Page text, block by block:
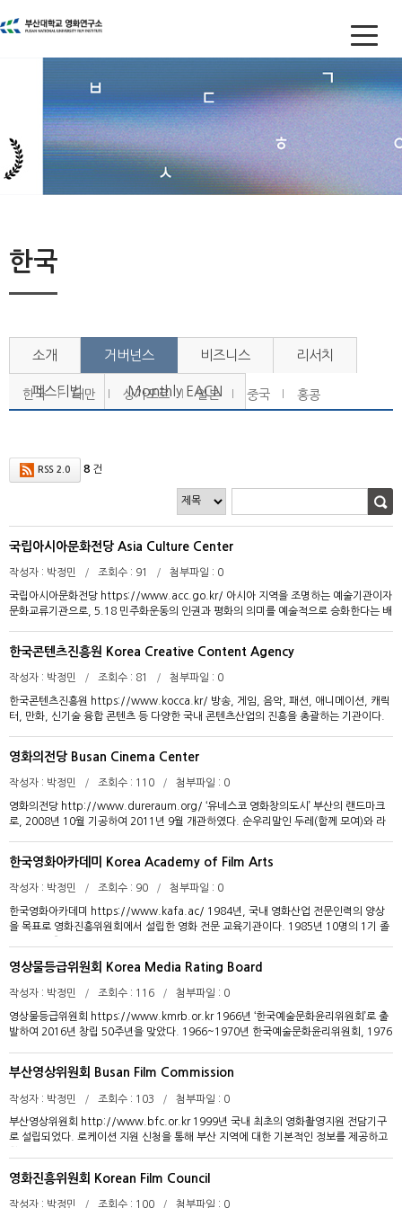
한국
소개 거버넌스
한국 대만 싱가포르 일본 중국 홍콩
비즈니스 리서치
페스티벌 Monthly EACN
RSS 2.0 8건
국립아시아문화전당 Asia Culture Center
작성자 박정민 조회수 91 첨부파일 0
국립아시아문화전당 https://www.acc.go.kr/ 아시아 지역을 조명하는 예술기관이자
문화교류기관으로, 5.18 민주화운동의 인권과 평화의 의미를 예술적으로 승화한다는 배
할은 아시아를 비롯, 전 세계 참여자들이 연구와 창작, 제작이라는 세 단계를 자유롭게
수행하는 통합 플랫폼으로서 기능하는 것이다. 민주평화교류원, 문화정보원, 문화창조
한 프로그램을 운영 중이다. 국립아시아문화전당은 아시아 문화에 대한 심층 연구, 아시
아 문화를 통한 새로운 창작소재 발굴 등을 수행하며 전 세계 예술가, 연구자, 엔지니어
창제작센터 활동은 아시아 문화와 예술의 융성, 아시아 각국의 상호 이해 등을 도모하는
국제교류 방식을 기반으로 한다. 이는 레지던시 프로그램인 ‘ACC-R’을 통해 구체화되어
새로운 결과물의 도출, 인적 교류, 국립아시아문화전당에서의 전시 및 공연, 전 세계적
상으로 하는 문화예술교육 프로그램도 활발히 진행 중이며 교육 프로그램은 아시아문화
예술체험, 아시아 특화교육, 인문강좌, 전시연계 교육 등 다양한 주제로 구성되어 있다.
아시아문화박물관아카이브는 아시아의 문화 다양성 발굴, 가치 확산을 위해 아시아 문화
관련 자료를 수집하고 아시아 문화를 연구하는 곳이다. 국립아시아문화전당이 기획·발굴
한 전문주제 자료와 기증 자료, 국립아시아문화전당의 활동기록 자료, 소장 도서와 연구
자료, 아시아 국가별 자료 등을 접할 수 있다.
한국콘텐츠진흥원 Korea Creative Content Agency
작성자 박정민 조회수 81 첨부파일 0
한국콘텐츠진흥원 https://www.kocca.kr/ 방송, 게임, 음악, 패션, 애니메이션, 캐릭
터, 만화, 신기술 융합 콘텐츠 등 다양한 국내 콘텐츠산업의 진흥을 총괄하는 기관이다.
국소프트웨어진흥원디지털콘텐츠사업단)을 통합하여 설립되었다. 현재 나주에 본원을
두고 있으며 글로벌게임허브센터(판교), DMS방송제작센터(상암), 스튜디오큐브(대전),
국, 일본, 인도네시아, 베트남 등 해외 여러 국가에서 국내 콘텐츠 기업의 현지 시장 개척
을 지원하는 해외비즈니스센터를 운영 중이다. 콘텐츠산업의 진흥을 목표로 콘텐츠기업
한다. 이를 위해 한국콘텐츠진흥원에서는 기업 맞춤형 제작지원, 기술기반 신산업분야
지원, 기관 경영·사업구조 혁신, K-콘텐츠 글로벌 진출지원, 융복합 미래인재 양성, 윤리·
인권경영 내재화, 스타트업 단계별 성장지원, 지역 주도 산업 생태계 조성, 안전·환경 수
는 12개의 전략과제를 수립하였다. 주요 지원사업으로는 문화기술연구개발, 메타버스
콘텐츠 IP 구축 연구개발, 저작권 보호 및 이용활성화 기술개발, 소프트웨어 저작권 연구
개발, 만화 해외 플랫폼 구축 및 운영 지원, 이야기 창작발전소, 방송영상콘텐츠 기획안
공모, 방송영상 콘텐츠 제작지원, OTT특화 콘텐츠 제작지원, 국산 애니메이션 제작지원
등이 있다.
영화의전당 Busan Cinema Center
작성자 박정민 조회수 110 첨부파일 0
영화의전당 http://www.dureraum.org/ ‘유네스코 영화창의도시’ 부산의 랜드마크
로, 2008년 10월 기공하여 2011년 9월 개관하였다. 순우리말인 두레(함께 모여)와 라
크를 영화상영관으로 등록하였다. 영화의전당 시설은 하늘연극장, 중극장, 소극장, 시네
마테크와 같이 공연장과 영화관 등이 위치한 ‘시네마운틴’, 영화도서관이 있는 ‘더블콘’,
에는 시민들이 자유롭게 오갈 수 있는 야외광장이 있으며, 야외광장과 야외극장은 영화
상영과 공연 및 행사를 진행하는 곳으로 매년 부산국제영화제의 개·폐막식이 개최되는
시민참여 확대, 고객·구성원 만족 경영을 추진목표로 대중영화 및 독립·예술영화를 비롯
한 다채로운 영화 상영의 플랫폼으로 기능한다. 뮤지컬, 연극, 음악회, 사진전과 같이 다
양한 공연·전시·행사를 개최하는 예술과의 만남의 장이기도 하다. 또한 영화·예술아카데
하고 있다. 영화도서관에서는 시네마테크부산의 역대 기획전 관련 자료, 부산국제영화제
역대 출품작 자료, 한국영상자료원 부산분원 자료 등 귀중한 영상자료와 문헌자료를 열
람할 수 있다.
한국영화아카데미 Korea Academy of Film Arts
작성자 박정민 조회수 90 첨부파일 0
한국영화아카데미 https://www.kafa.ac/ 1984년, 국내 영화산업 전문인력의 양상
을 목표로 영화진흥위원회에서 설립한 영화 전문 교육기관이다. 1985년 10명의 1기 졸
으로 제작 중심의 교육을 진행한다. 교육과정은 연출 전공, 촬영 전공, 애니메이션 전공,
프로듀싱 전공을 포함하는 정규과정, 사전제작과정, 극영화 제작과정과 애니메이션 제작
국내 영화인들에게 시장 가능성이 높은 외국 영화 시장을 소개하고, 다양한 국가 소속 영
화인들과의 교류 기회를 제공하면서 해외 시장으로의 진출 및 국가간 협업을 도모한다.
의 역량을 강화하는 교육프로그램을 운영하고 있다. KAFA+ 영화인교육프로그램에서는
예비 영화인 육성을 위한 신규 인력 육성 교육 프로그램, 산업 동향 교육 프로그램, 타 직
무에 대한 이해와 직무 전문성을 높이는 직무별 교육 프로그램, 실무 중심 역량 강화를 도
한다. 한국영화아카데미 홈페이지에서 관련 강좌를 직접 신청할 수 있다.
영상물등급위원회 Korea Media Rating Board
작성자 박정민 조회수 116 첨부파일 0
영상물등급위원회 https://www.kmrb.or.kr 1966년 ‘한국예술문화윤리위원회’로 출
발하여 2016년 창립 50주년을 맞았다. 1966~1970년 한국예술문화윤리위원회, 1976
970년 극영화 시나리오의 사전심의, 1979년 영화심의, 1981년 비디오물 심의 수정, 1
986년 외국영화 수입심의 및 예고편·광고영화 심의 활동에 이어 2009년 ‘영화 및 비디오
등급분류 기준 구체화, 비디오물 제한관람가 등급 신설 등을 진행하였다. 영상물등급위
원회는 ‘영화 및 비디오물의 진흥에 관한 법률 제71조’를 설립 근거로 하며 설립 목적은
디오물, 광고물, 공연추천) 개최를 통해 수행하는 영상물 등급분류 및 공연물 추천업무,
영상물 사후관리, 등급분류 조사·연구, 등급분류 제도 교육 및 홍보, 정보화를 통한 고객
부산영상위원회 Busan Film Commission
작성자 박정민 조회수 103 첨부파일 0
부산영상위원회 http://www.bfc.or.kr 1999년 국내 최초의 영화촬영지원 전담기구
로 설립되었다. 로케이션 지원 신청을 통해 부산 지역에 대한 기본적인 정보를 제공하고
안 영화 25편, 기타 영상물 113편을 촬영을 지원하였다. 부산영상위원회의 로케이션 검
색 페이지에서는 시설의 성격에 따라 분류된 로케이션, 다양한 각도에서 촬영된 시설 이
영화진흥위원회 Korean Film Council
작성자 박정민 조회수 100 첨부파일 0